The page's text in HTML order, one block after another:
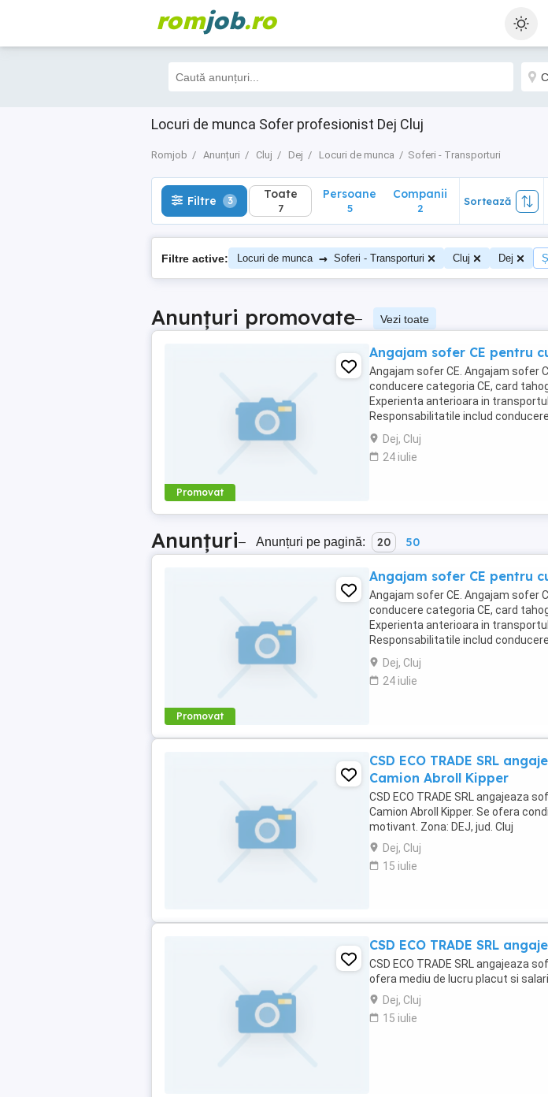
romjob.ro
Locuri de munca Sofer profesionist Dej Cluj
Romjob Anunțuri Cluj Dej Locuri de munca Soferi - Transporturi
Filtre 3 Toate
7
Filtre 3 Toate
7
Persoane
5
Companii
2
Sortează
Filtre active: Locuri de munca → Soferi - Transporturi Cluj Dej
Anunțuri promovate– Vezi toate
Promovat
Angajam sofer CE pentru
Angajam sofer CE. Angajam sofer
conducere categoria CE, card
Experienta anterioara in
Responsabilitatile includ
respectarea legislatiei rutiere ...
Dej, Cluj
24 iulie
Anunțuri– Anunțuri pe pagină: 20 50
Promovat
Angajam sofer CE pentru
Angajam sofer CE. Angajam sofer
conducere categoria CE, card
Experienta anterioara in
Responsabilitatile includ
respectarea legislatiei rutiere ...
Dej, Cluj
24 iulie
CSD ECO TRADE SRL
Camion Abroll Kipper
CSD ECO TRADE SRL angajeaza
Camion Abroll Kipper. Se ofera
motivant. Zona: DEJ, jud. Cluj
Dej, Cluj
15 iulie
CSD ECO TRADE SRL
CSD ECO TRADE SRL angajeaza
ofera mediu de lucru placut si
Dej, Cluj
15 iulie